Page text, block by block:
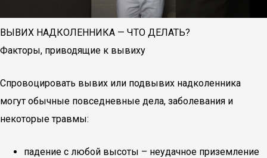
ВЫВИХ НАДКОЛЕННИКА — ЧТО ДЕЛАТЬ?
Факторы, приводящие к вывиху
Спровоцировать вывих или подвывих надколенника
могут обычные повседневные дела, заболевания и
некоторые травмы:
падение с любой высоты – неудачное приземление